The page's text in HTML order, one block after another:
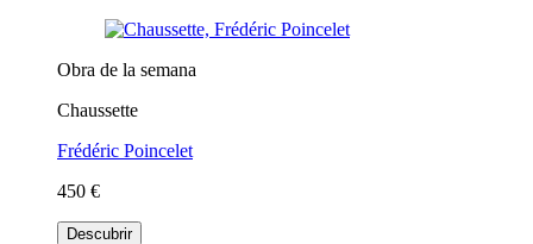
Obra de la semana
Chaussette
Frédéric Poincelet
450 €
Descubrir